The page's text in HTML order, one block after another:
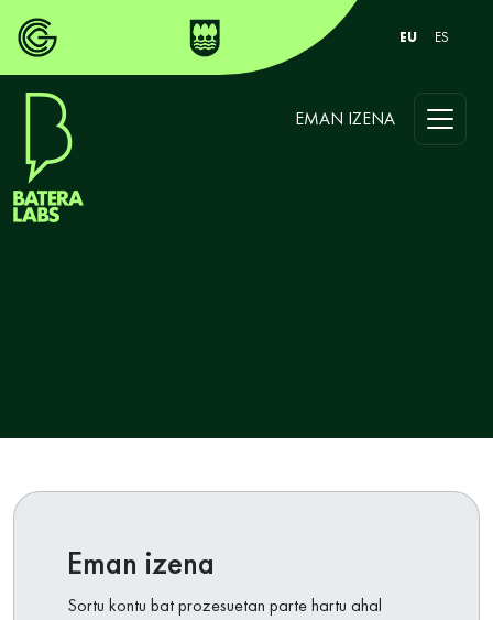
EU ES
EMAN IZENA
Eman izena
Sortu kontu bat prozesuetan parte hartu ahal